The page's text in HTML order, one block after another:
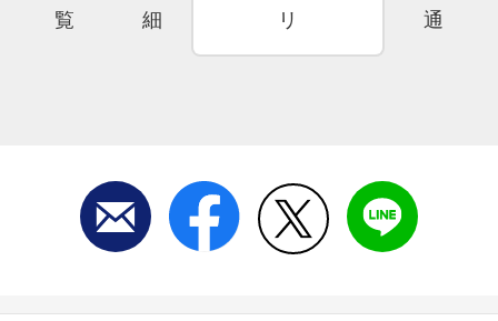
覧
細
リ
通